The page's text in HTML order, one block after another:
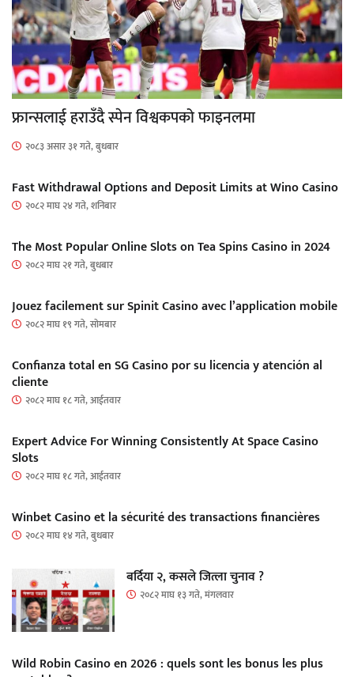
फ्रान्सलाई हराउँदै स्पेन विश्वकपको फाइनलमा
२०८३ असार ३१ गते, बुधबार
Fast Withdrawal Options and Deposit Limits at Wino Casino
२०८२ माघ २४ गते, शनिबार
The Most Popular Online Slots on Tea Spins Casino in 2024
२०८२ माघ २१ गते, बुधबार
Jouez facilement sur Spinit Casino avec l’application mobile
२०८२ माघ १९ गते, सोमबार
Confianza total en SG Casino por su licencia y atención al
cliente
२०८२ माघ १८ गते, आईतवार
Expert Advice For Winning Consistently At Space Casino
Slots
२०८२ माघ १८ गते, आईतवार
Winbet Casino et la sécurité des transactions financières
२०८२ माघ १४ गते, बुधबार
बर्दिया २, कसले जित्ला चुनाव ?
२०८२ माघ १३ गते, मंगलवार
Wild Robin Casino en 2026 : quels sont les bonus les plus